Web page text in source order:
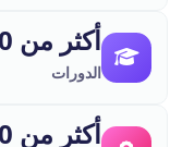
أكثر من 1200
الدورات
أكثر من 150